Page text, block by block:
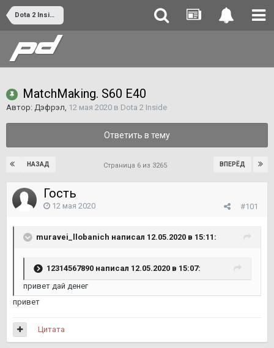
Dota 2 Inside
MatchMaking. S60 E40
Автор: Дэфрэл, 12 мая 2020 в Dota 2 Inside
Ответить в тему
НАЗАД ВПЕРЁД
Страница 6 из 3265
Гость
#101
12 мая 2020
muravei_llobanich написал 12.05.2020 в 15:11:
12314567890 написал 12.05.2020 в 15:07:
привет дай денег
привет
Цитата